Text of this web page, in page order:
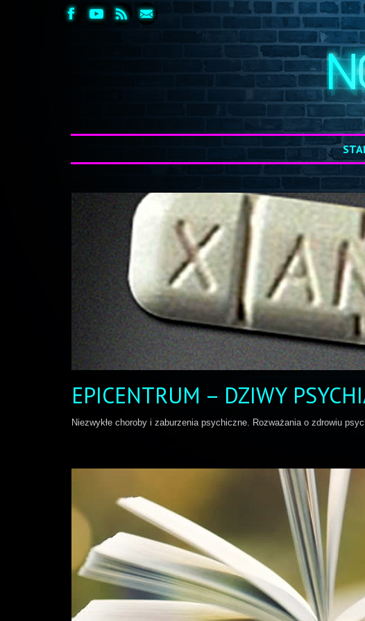
EPICENTRUM – DZIWY
Niezwykłe choroby i zaburzenia psychiczne. Rozważania o zdrowiu